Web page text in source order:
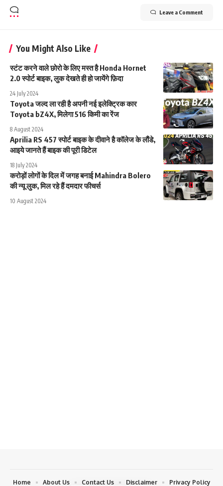
Leave a Comment
You Might Also Like
स्टंट करने वाले छोरो के लिए मस्त है Honda Hornet
2.0 स्पोर्ट बाइक, लुक देखते ही हो जायेंगे फ़िदा
24 July 2024
Toyota जल्द ला रही है अपनी नई इलेक्ट्रिक कार
Toyota bZ4X, मिलेगा 516 किमी का रेंज
8 August 2024
Aprilia RS 457 स्पोर्ट बाइक के दीवाने है कॉलेज के लौंडे,
आइये जानते हैं बाइक की पूरी डिटेल
18 July 2024
करोड़ों लोगों के दिल में जगह बनाई Mahindra Bolero
की न्यू लुक, मिल रहे हैं दमदार फीचर्स
10 August 2024
Home About Us Contact Us Disclaimer Privacy Policy